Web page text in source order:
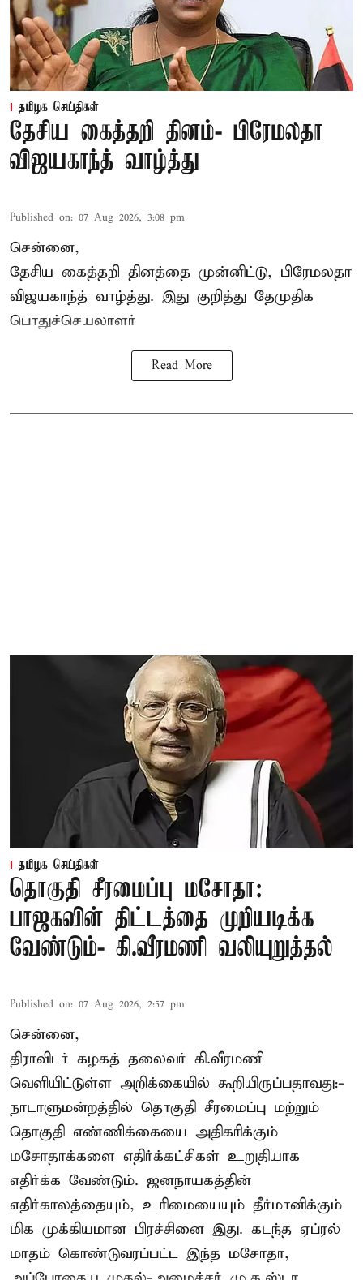
தமிழக செய்திகள்
தேசிய கைத்தறி தினம்- பிரேமலதா
விஜயகாந்த் வாழ்த்து
Published on: 07 Aug 2026, 3:08 pm
சென்னை,
தேசிய கைத்தறி தினத்தை முன்னிட்டு, பிரேமலதா
விஜயகாந்த் வாழ்த்து. இது குறித்து தேமுதிக
பொதுச்செயலாளர்
Read More
தமிழக செய்திகள்
தொகுதி சீரமைப்பு மசோதா:
பாஜகவின் திட்டத்தை முறியடிக்க
வேண்டும்- கி.வீரமணி வலியுறுத்தல்
Published on: 07 Aug 2026, 2:57 pm
சென்னை,
திராவிடர் கழகத் தலைவர் கி.வீரமணி
வெளியிட்டுள்ள அறிக்கையில் கூறியிருப்பதாவது:-
நாடாளுமன்றத்தில் தொகுதி சீரமைப்பு மற்றும்
தொகுதி எண்ணிக்கையை அதிகரிக்கும்
மசோதாக்களை எதிர்க்கட்சிகள் உறுதியாக
எதிர்க்க வேண்டும். ஜனநாயகத்தின்
எதிர்காலத்தையும், உரிமையையும் தீர்மானிக்கும்
மிக முக்கியமான பிரச்சினை இது. கடந்த ஏப்ரல்
மாதம் கொண்டுவரப்பட்ட இந்த மசோதா,